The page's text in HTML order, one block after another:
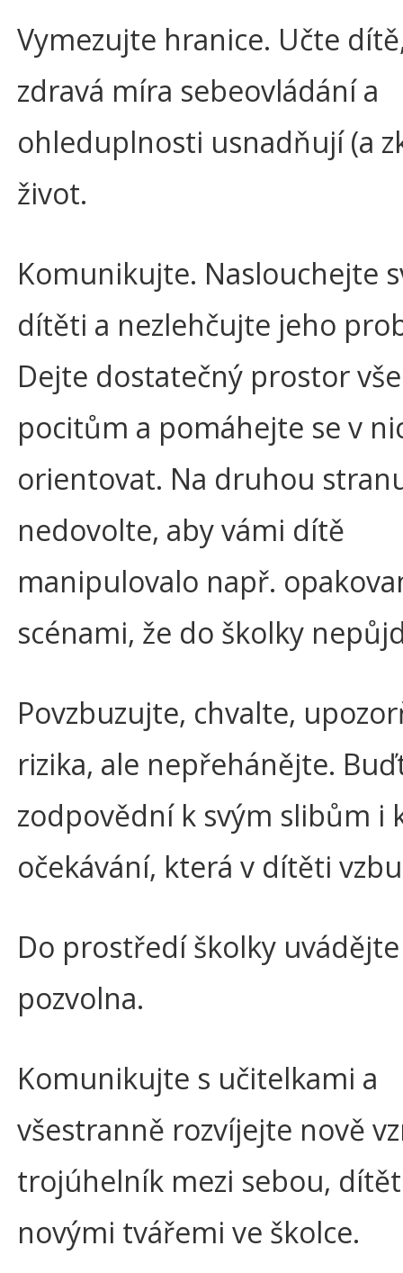
Vymezujte hranice. Učte
zdravá míra sebeovládání a
ohleduplnosti usnadňují (a
život.
Komunikujte. Naslouchejte
dítěti a nezlehčujte jeho
Dejte dostatečný prostor
pocitům a pomáhejte se v
orientovat. Na druhou
nedovolte, aby vámi dítě
manipulovalo např.
scénami, že do školky
Povzbuzujte, chvalte,
rizika, ale nepřehánějte.
zodpovědní k svým slibům i
očekávání, která v dítěti
Do prostředí školky
pozvolna.
Komunikujte s učitelkami a
všestranně rozvíjejte nově
trojúhelník mezi sebou,
novými tvářemi ve školce.